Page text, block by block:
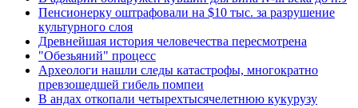
Пенсионерку оштрафовали на $10 тыс. за разрушение
культурного слоя
Древнейшая история человечества пересмотрена
"Обезьяний" процесс
Археологи нашли следы катастрофы, многократно
превзошедшей гибель помпеи
В андах откопали четырехтысячелетнюю кукурузу